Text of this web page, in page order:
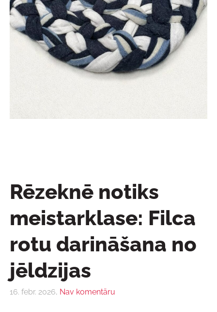
Rēzeknē notiks
meistarklase: Filca
rotu darināšana no
jēldzijas
16. febr. 2026, Nav komentāru